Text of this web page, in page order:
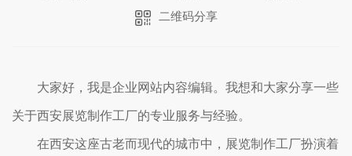
二维码分享
大家好，我是企业网站内容编辑。我想和大家分享一些
关于西安展览制作工厂的专业服务与经验。
在西安这座古老而现代的城市中，展览制作工厂扮演着